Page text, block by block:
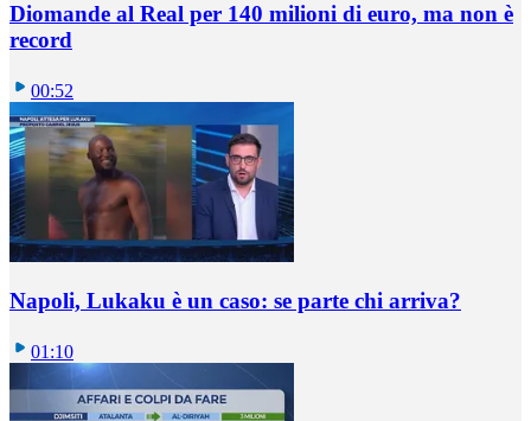
Diomande al Real per 140 milioni di euro, ma non è
record
00:52
Napoli, Lukaku è un caso: se parte chi arriva?
01:10